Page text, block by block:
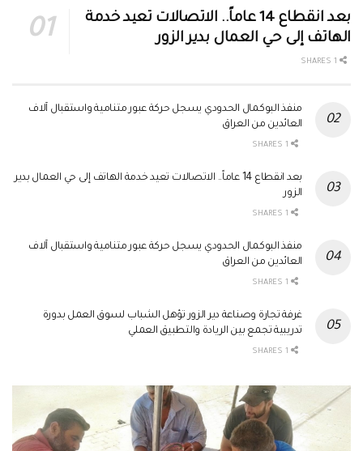
بعد انقطاع 14 عاماً.. الاتصالات تعيد خدمة
الهاتف إلى حي العمال بدير الزور
1 SHARES
منفذ البوكمال الحدودي يسجل حركة عبور متنامية واستقبال آلاف
العائدين من العراق
1 SHARES
بعد انقطاع 14 عاماً.. الاتصالات تعيد خدمة الهاتف إلى حي العمال بدير
الزور
1 SHARES
منفذ البوكمال الحدودي يسجل حركة عبور متنامية واستقبال آلاف
العائدين من العراق
1 SHARES
غرفة تجارة وصناعة دير الزور تؤهل الشباب لسوق العمل بدورة
تدريبية تجمع بين الريادة والتطبيق العملي
1 SHARES